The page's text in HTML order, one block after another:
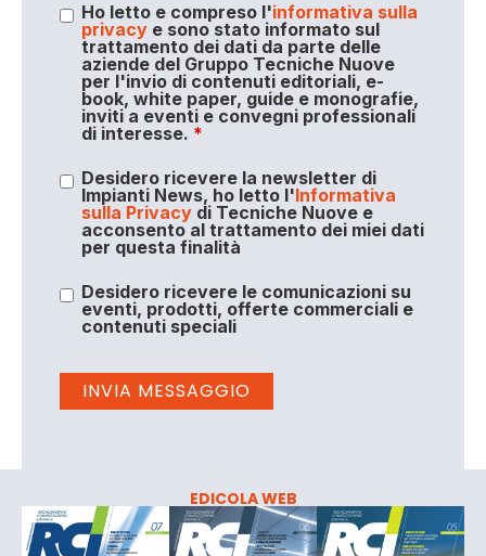
Ho letto e compreso l'informativa sulla
privacye sono stato informato sul
trattamento dei dati da parte delle
aziende del Gruppo Tecniche Nuove
per l'invio di contenuti editoriali, e-
book, white paper, guide e monografie,
inviti a eventi e convegni professionali
di interesse. *
Desidero ricevere la newsletter di
Impianti News, ho letto l'Informativa
sulla Privacydi Tecniche Nuove e
acconsento al trattamento dei miei dati
per questa finalità
Desidero ricevere le comunicazioni su
eventi, prodotti, offerte commerciali e
contenuti speciali
EDICOLA WEB